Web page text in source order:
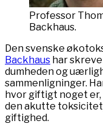
Professor
Backhaus.
Den svenske
Backhaus har
dumheden og
sammenligninger.
hvor giftigt noget er,
den akutte
giftighed.